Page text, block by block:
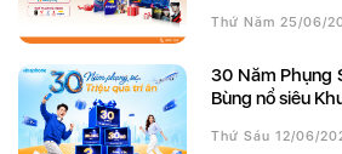
Thứ Năm 25/06/
30 Năm Phụng Sự - Triệu Quà Tri Ân:
Bùng nổ siêu
Thứ Sáu 12/06/